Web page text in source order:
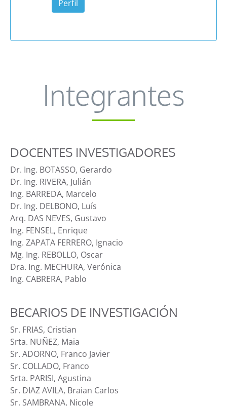
Perfil
Integrantes
DOCENTES INVESTIGADORES
Dr. Ing. BOTASSO, Gerardo
Dr. Ing. RIVERA, Julián
Ing. BARREDA, Marcelo
Dr. Ing. DELBONO, Luís
Arq. DAS NEVES, Gustavo
Ing. FENSEL, Enrique
Ing. ZAPATA FERRERO, Ignacio
Mg. Ing. REBOLLO, Oscar
Dra. Ing. MECHURA, Verónica
Ing. CABRERA, Pablo
BECARIOS DE INVESTIGACIÓN
Sr. FRIAS, Cristian
Srta. NUÑEZ, Maia
Sr. ADORNO, Franco Javier
Sr. COLLADO, Franco
Srta. PARISI, Agustina
Sr. DIAZ AVILA, Braian Carlos
Sr. SAMBRANA, Nicole